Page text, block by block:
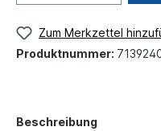
Zum Merkzettel
Produktnummer:
Beschreibung